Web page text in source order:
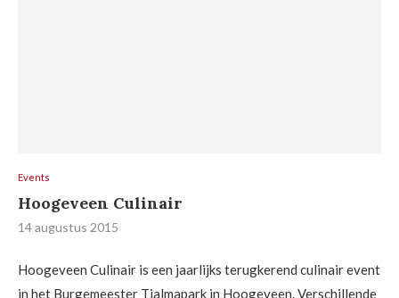
Events
Hoogeveen Culinair
14 augustus 2015
Hoogeveen Culinair is een jaarlijks terugkerend culinair event
in het Burgemeester Tjalmapark in Hoogeveen. Verschillende